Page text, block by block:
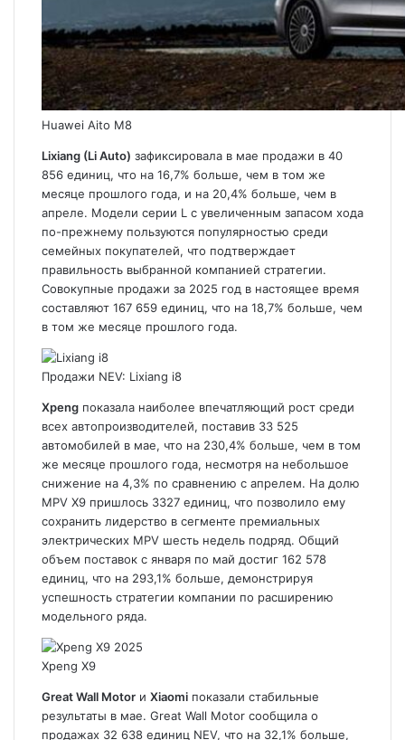
Huawei Aito M8
Lixiang (Li Auto) зафиксировала в мае продажи в 40
856 единиц, что на 16,7% больше, чем в том же
месяце прошлого года, и на 20,4% больше, чем в
апреле. Модели серии L с увеличенным запасом хода
по-прежнему пользуются популярностью среди
семейных покупателей, что подтверждает
правильность выбранной компанией стратегии.
Совокупные продажи за 2025 год в настоящее время
составляют 167 659 единиц, что на 18,7% больше, чем
в том же месяце прошлого года.
Продажи NEV: Lixiang i8
Xpeng показала наиболее впечатляющий рост среди
всех автопроизводителей, поставив 33 525
автомобилей в мае, что на 230,4% больше, чем в том
же месяце прошлого года, несмотря на небольшое
снижение на 4,3% по сравнению с апрелем. На долю
MPV X9 пришлось 3327 единиц, что позволило ему
сохранить лидерство в сегменте премиальных
электрических MPV шесть недель подряд. Общий
объем поставок с января по май достиг 162 578
единиц, что на 293,1% больше, демонстрируя
успешность стратегии компании по расширению
модельного ряда.
Xpeng X9
Great Wall Motor и Xiaomi показали стабильные
результаты в мае. Great Wall Motor сообщила о
продажах 32 638 единиц NEV, что на 32,1% больше,